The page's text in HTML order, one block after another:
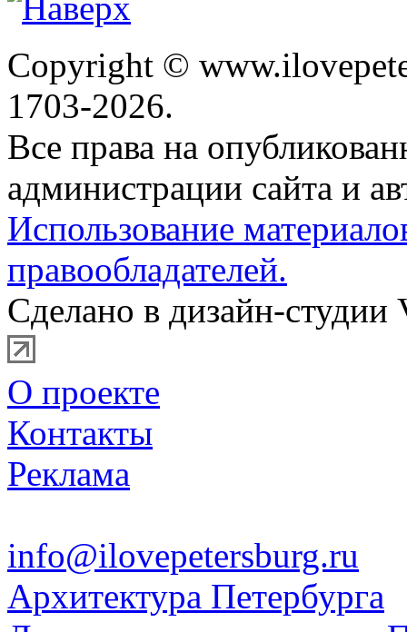
Copyright ©
1703-2026.
Все права на
администрации сайта и
Использование
правообладателей.
Сделано в дизайн-студии
О проекте
Контакты
Реклама
info@ilovepetersburg.ru
Архитектура Петербурга